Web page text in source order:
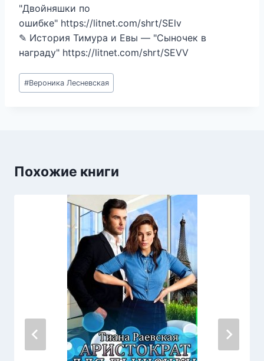
"Двойняшки по
ошибке" https://litnet.com/shrt/SElv
✎ История Тимура и Евы — "Сыночек в
награду" https://litnet.com/shrt/SEVV
Метки
записи:
#Вероника Лесневская
Похожие книги